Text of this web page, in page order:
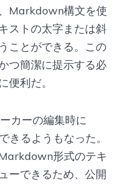
Markdown構文を使
ストの太字または斜
ことができる。この
つ簡潔に提示する必
便利だ。
カーの編集時に
るようもなった。
形式のテキ
ーできるため、公開